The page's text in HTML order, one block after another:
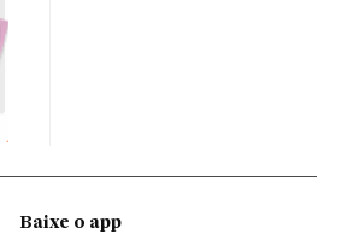
Baixe o app